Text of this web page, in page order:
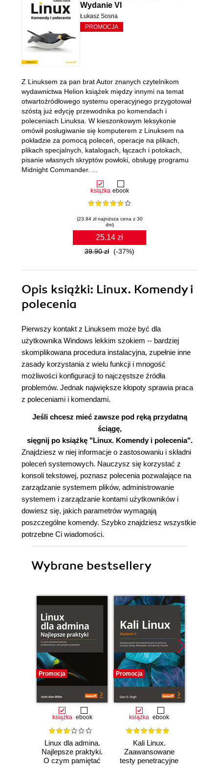
Wydanie VI
Łukasz Sosna
PROMOCJA
książka ebook
(23.94 zł najniższa cena z 30
dni)
25.14 zł
39.90 zł (-37%)
Z Linuksem za pan brat Autor znanych czytelnikom
wydawnictwa Helion książek między innymi na temat
otwartoźródłowego systemu operacyjnego przygotował
szóstą już edycję przewodnika po komendach i
poleceniach Linuksa. W kieszonkowym leksykonie
omówił posługiwanie się komputerem z Linuksem na
pokładzie za pomocą poleceń, operacje na plikach,
plikach specjalnych, katalogach, łączach i potokach,
pisanie własnych skryptów powłoki, obsługę programu
Midnight Commander. ...
Opis książki: Linux. Komendy i
polecenia
Pierwszy kontakt z Linuksem może być dla
użytkownika Windows lekkim szokiem -- bardziej
skomplikowana procedura instalacyjna, zupełnie inne
zasady korzystania z wielu funkcji i mnogość
możliwości konfiguracji to najczęstsze źródła
problemów. Jednak największe kłopoty sprawia praca
z poleceniami i komendami.
Jeśli chcesz mieć zawsze pod ręką przydatną
ściągę,
sięgnij po książkę "Linux. Komendy i polecenia".
Znajdziesz w niej informacje o zastosowaniu i składni
poleceń systemowych. Nauczysz się korzystać z
konsoli tekstowej, poznasz polecenia pozwalające na
zarządzanie systemem plików, administrowanie
systemem i zarządzanie kontami użytkowników i
dowiesz się, jakich parametrów wymagają
poszczególne komendy. Szybko znajdziesz wszystkie
potrzebne Ci wiadomości.
Wybrane bestsellery
Promocja
książka ebook
Linux dla admina.
Najlepsze praktyki.
O czym pamiętać
Promocja
książka ebook
Kali Linux.
Zaawansowane
testy penetracyjne